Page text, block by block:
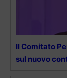
Il Comitato
sul nuovo